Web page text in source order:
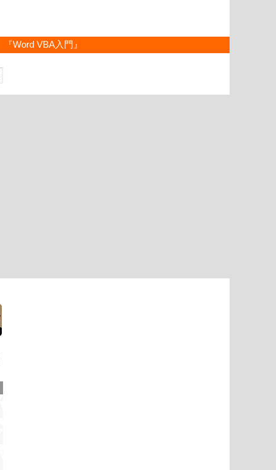
『Word VBA入門』